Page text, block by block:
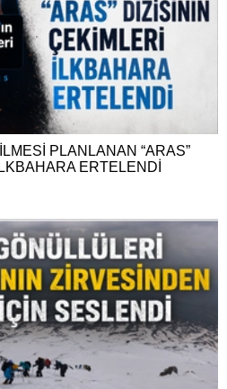
PLANLANAN “ARAS”
ERTELENDİ